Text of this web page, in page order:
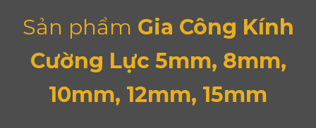
Sản phẩm Gia Công Kính
Cường Lực 5mm, 8mm,
10mm, 12mm, 15mm